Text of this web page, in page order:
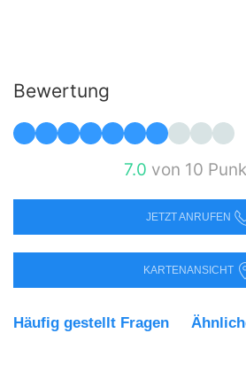
Bewertung
7.0 von 10
JETZT ANRUFEN
KARTENANSICHT
Häufig gestellt Fragen